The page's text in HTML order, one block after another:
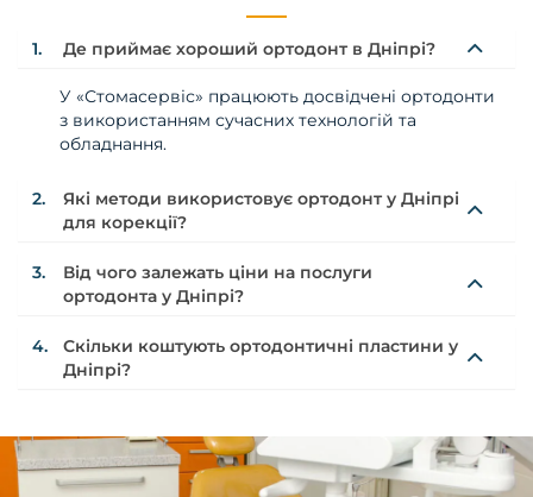
1. Де приймає хороший ортодонт в Дніпрі?
У «Стомасервіс» працюють досвідчені ортодонти
з використанням сучасних технологій та
обладнання.
2.
Які методи використовує ортодонт у Дніпрі
для корекції?
3.
Від чого залежать ціни на послуги
ортодонта у Дніпрі?
4.
Скільки коштують ортодонтичні пластини у
Дніпрі?